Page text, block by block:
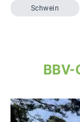
Schwein
BBV-